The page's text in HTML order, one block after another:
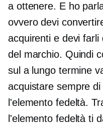
a ottenere. E ho
ovvero devi
acquirenti e devi farli
del marchio. Quindi
sul a lungo termine
acquistare sempre
l'elemento fedeltà.
l'elemento fedeltà ti